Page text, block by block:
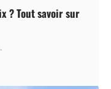
? Tout savoir sur